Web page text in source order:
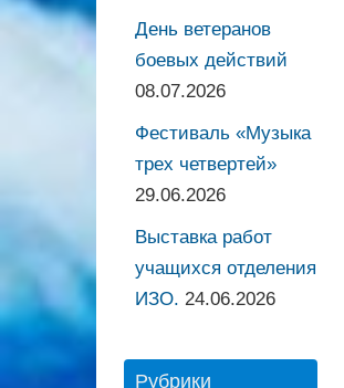
День ветеранов
боевых действий
08.07.2026
Фестиваль «Музыка
трех четвертей»
29.06.2026
Выставка работ
учащихся отделения
ИЗО. 24.06.2026
Рубрики